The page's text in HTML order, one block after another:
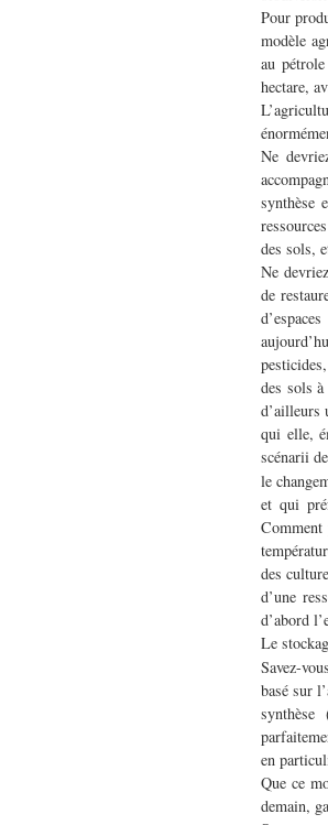
Pour
modèle
au
hectare,
Ne
synthèse
des sols,
Ne
de
des sols
d’ailleurs
qui elle,
scénarii
le
et qui
Comment
des
d’une
d’abord
Le
Savez-
basé sur
en
Que ce
demain,